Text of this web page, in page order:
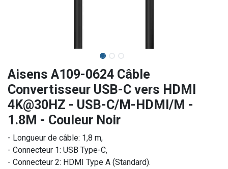
Aisens A109-0624 Câble
Convertisseur USB-C vers HDMI
4K@30HZ - USB-C/M-HDMI/M -
1.8M - Couleur Noir
- Longueur de câble: 1,8 m,
- Connecteur 1: USB Type-C,
- Connecteur 2: HDMI Type A (Standard).